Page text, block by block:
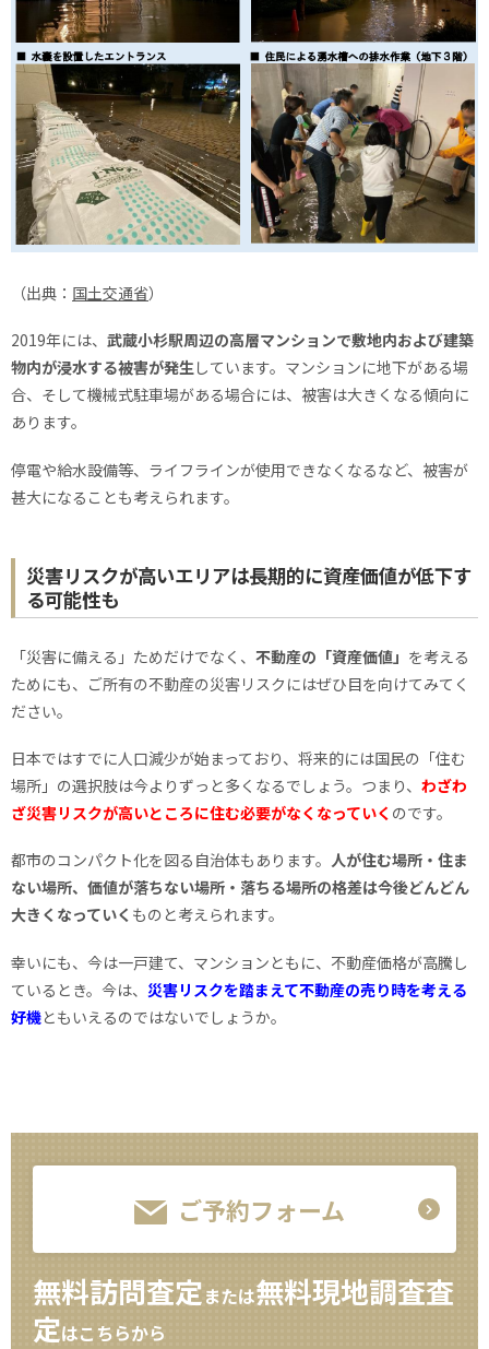
（出典： 国土交通省）
2019年には、 武蔵小杉駅周辺の高層マンションで敷地内および建築
物内が浸水する被害が発生しています。マンションに地下がある場
合、そして機械式駐車場がある場合には、被害は大きくなる傾向に
あります。
停電や給水設備等、ライフラインが使用できなくなるなど、被害が
甚大になることも考えられます。
災害リスクが高いエリアは長期的に資産価値が低下す
る可能性も
「災害に備える」ためだけでなく、 不動産の「資産価値」 を考える
ためにも、ご所有の不動産の災害リスクにはぜひ目を向けてみてく
ださい。
日本ではすでに人口減少が始まっており、将来的には国民の「住む
場所」の選択肢は今よりずっと多くなるでしょう。つまり、 わざわ
ざ災害リスクが高いところに住む必要がなくなっていく のです。
都市のコンパクト化を図る自治体もあります。 人が住む場所・住ま
ない場所、価値が落ちない場所・落ちる場所の格差は今後どんどん
大きくなっていく ものと考えられます。
幸いにも、今は一戸建て、マンションともに、不動産価格が高騰し
ているとき。今は、 災害リスクを踏まえて不動産の売り時を考える
好機ともいえるのではないでしょうか。
ご予約フォーム
無料訪問査定または無料現地調査査
定はこちらから